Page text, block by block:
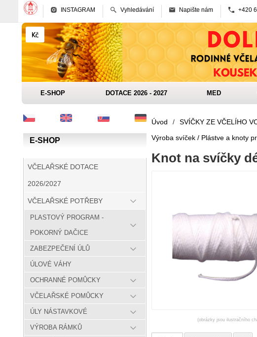
INSTAGRAM Vyhledávání Napište nám +420
E-SHOP DOTACE 2026 - 2027 MED
E-SHOP
VČELAŘSKÉ DOTACE
2026/2027
VČELAŘSKÉ POTŘEBY
PLASTOVÝ PROGRAM -
POKORNÝ DAČICE
ZABEZPEČENÍ ÚLŮ
ÚLOVÉ VÁHY
OCHRANNÉ POMŮCKY
VČELAŘSKÉ POMŮCKY
ÚLY NÁSTAVKOVÉ
VÝROBA RÁMKŮ
Úvod / SVÍČKY ZE VČELÍHO
Výroba svíček / Plástve a knoty
Knot na svíčky
(obrázky jsou ilustračního